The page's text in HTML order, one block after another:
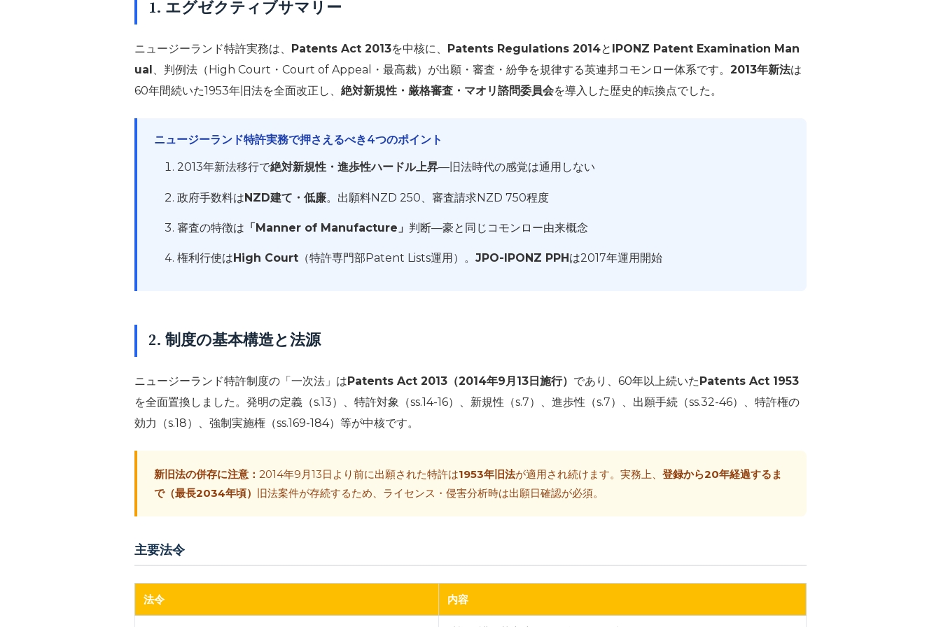
1. エグゼクティブサマリー
ニュージーランド特許実務は、 Patents Act 2013を中核に、 Patents Regulations 2014と IPONZ Patent Examination Man
ual 、判例法（High Court・Court of Appeal・最高裁）が出願・審査・紛争を規律する英連邦コモンロー体系です。 2013年新法は
60年間続いた1953年旧法を全面改正し、 絶対新規性・厳格審査・マオリ諮問委員会を導入した歴史的転換点でした。
ニュージーランド特許実務で押さえるべき4つのポイント
2013年新法移行で絶対新規性・進歩性ハードル上昇—旧法時代の感覚は通用しない
政府手数料はNZD建て・低廉。出願料NZD 250、審査請求NZD 750程度
審査の特徴は 「Manner of Manufacture」 判断—豪と同じコモンロー由来概念
権利行使はHigh Court （特許専門部Patent Lists運用）。JPO-IPONZ PPHは2017年運用開始
2. 制度の基本構造と法源
ニュージーランド特許制度の「一次法」は Patents Act 2013（2014年9月13日施行） であり、60年以上続いた Patents Act 1953
を全面置換しました。発明の定義（s.13）、特許対象（ss.14-16）、新規性（s.7）、進歩性（s.7）、出願手続（ss.32-46）、特許権の
効力（s.18）、強制実施権（ss.169-184）等が中核です。
新旧法の併存に注意： 2014年9月13日より前に出願された特許は1953年旧法が適用され続けます。実務上、 登録から20年経過するま
で（最長2034年頃）
旧法案件が存続するため、ライセンス・侵害分析時は出願日確認が必須。
主要法令
法令 内容